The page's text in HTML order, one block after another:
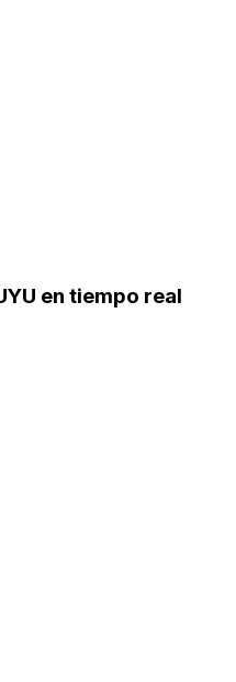
en tiempo real